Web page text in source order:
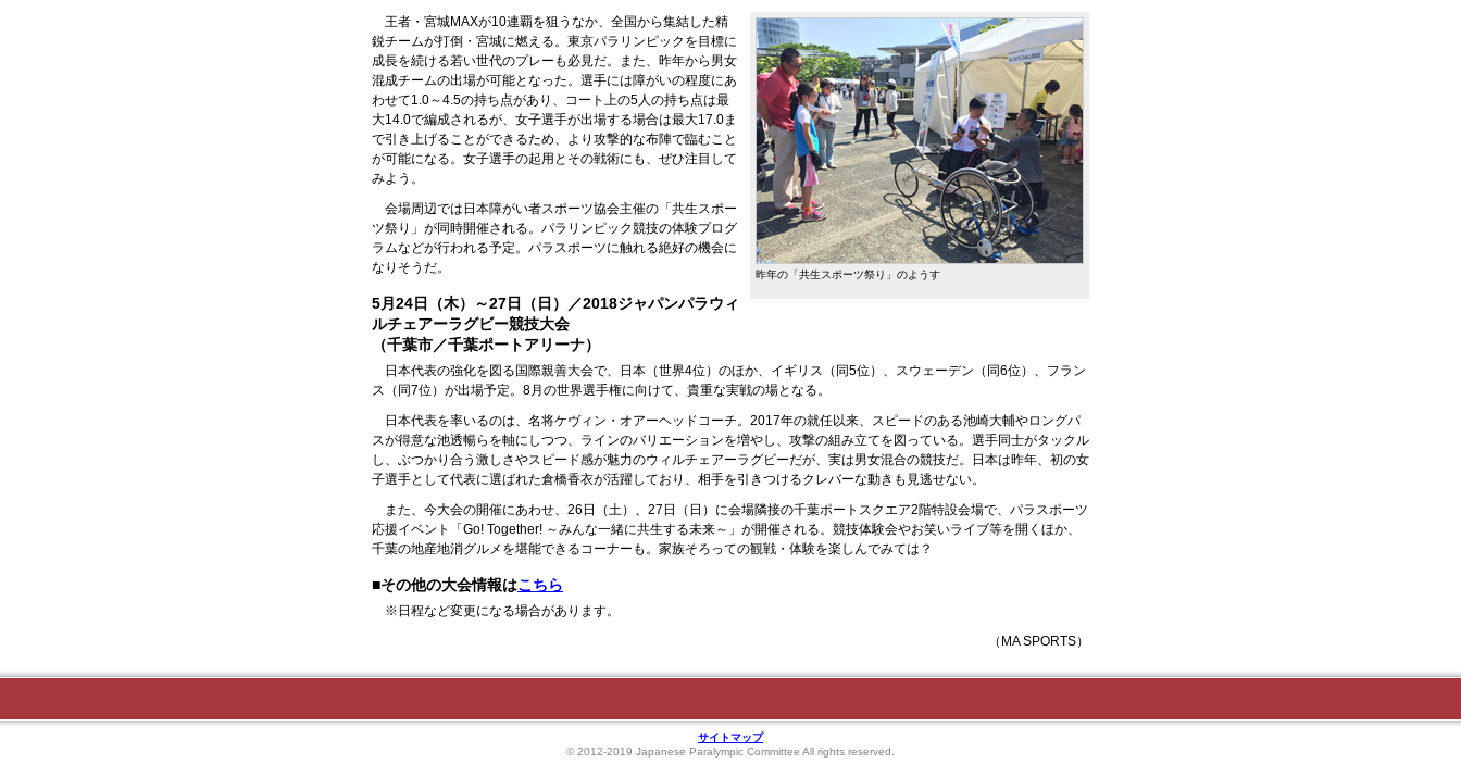
昨年の「共生スポーツ祭り」のようす
王者・宮城MAXが10連覇を狙うなか、全国から集結した精
鋭チームが打倒・宮城に燃える。東京パラリンピックを目標に
成長を続ける若い世代のプレーも必見だ。また、昨年から男女
混成チームの出場が可能となった。選手には障がいの程度にあ
わせて1.0～4.5の持ち点があり、コート上の5人の持ち点は最
大14.0で編成されるが、女子選手が出場する場合は最大17.0ま
で引き上げることができるため、より攻撃的な布陣で臨むこと
が可能になる。女子選手の起用とその戦術にも、ぜひ注目して
みよう。
会場周辺では日本障がい者スポーツ協会主催の「共生スポー
ツ祭り」が同時開催される。パラリンピック競技の体験プログ
ラムなどが行われる予定。パラスポーツに触れる絶好の機会に
なりそうだ。
5月24日（木）～27日（日）／2018ジャパンパラウィ
ルチェアーラグビー競技大会
（千葉市／千葉ポートアリーナ）
日本代表の強化を図る国際親善大会で、日本（世界4位）のほか、イギリス（同5位）、スウェーデン（同6位）、フラン
ス（同7位）が出場予定。8月の世界選手権に向けて、貴重な実戦の場となる。
日本代表を率いるのは、名将ケヴィン・オアーヘッドコーチ。2017年の就任以来、スピードのある池崎大輔やロングパ
スが得意な池透暢らを軸にしつつ、ラインのバリエーションを増やし、攻撃の組み立てを図っている。選手同士がタックル
し、ぶつかり合う激しさやスピード感が魅力のウィルチェアーラグビーだが、実は男女混合の競技だ。日本は昨年、初の女
子選手として代表に選ばれた倉橋香衣が活躍しており、相手を引きつけるクレバーな動きも見逃せない。
また、今大会の開催にあわせ、26日（土）、27日（日）に会場隣接の千葉ポートスクエア2階特設会場で、パラスポーツ
応援イベント「Go! Together! ～みんな一緒に共生する未来～」が開催される。競技体験会やお笑いライブ等を開くほか、
千葉の地産地消グルメを堪能できるコーナーも。家族そろっての観戦・体験を楽しんでみては？
■その他の大会情報はこちら
※日程など変更になる場合があります。
（MA SPORTS）
サイトマップ
© 2012-2019 Japanese Paralympic Committee All rights reserved.